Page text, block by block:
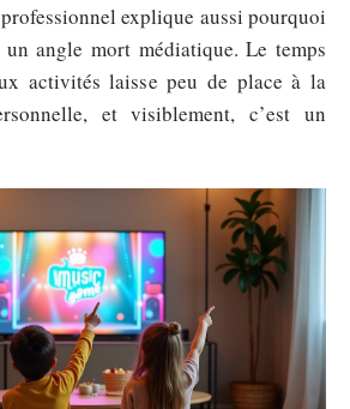
explique aussi pourquoi
angle mort médiatique. Le temps
activités laisse peu de place à la
et visiblement, c’est un